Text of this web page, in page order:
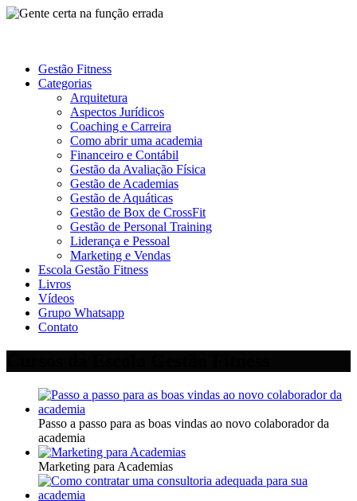
Gestão Fitness
Categorias
Arquitetura
Aspectos Jurídicos
Coaching e Carreira
Como abrir uma academia
Financeiro e Contábil
Gestão da Avaliação Física
Gestão de Academias
Gestão de Aquáticas
Gestão de Box de CrossFit
Gestão de Personal Training
Liderança e Pessoal
Marketing e Vendas
Escola Gestão Fitness
Livros
Vídeos
Grupo Whatsapp
Contato
Passo a passo para as boas vindas ao novo colaborador da
academia
Marketing para Academias